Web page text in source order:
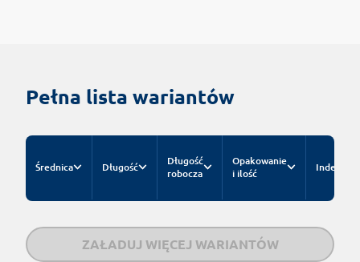
Pełna lista wariantów
Średnica Długość
Długość
robocza
Opakowanie
i ilość
Indeks
ZAŁADUJ WIĘCEJ WARIANTÓW